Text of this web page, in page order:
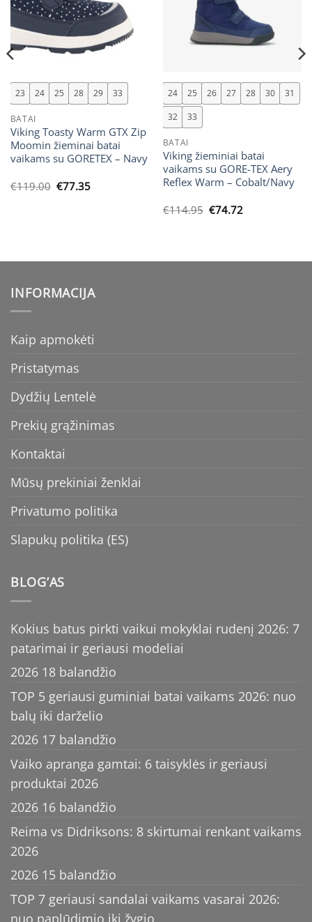
23 24 25 28 29 33
BATAI
Viking Toasty Warm GTX Zip
Moomin žieminai batai
vaikams su GORETEX – Navy
€119.00 Original
€77.35Current
24 25 26 27 28 30
31
32
33
BATAI
Viking žieminiai batai
vaikams su GORE-TEX Aery
Reflex Warm – Cobalt/Navy
€114.95 Original
€74.72Current
INFORMACIJA
Kaip apmokėti
Pristatymas
Dydžių Lentelė
Prekių grąžinimas
Kontaktai
Mūsų prekiniai ženklai
Privatumo politika
Slapukų politika (ES)
BLOG’AS
Kokius batus pirkti vaikui mokyklai rudenį 2026: 7
patarimai ir geriausi modeliai
2026 18 balandžio
TOP 5 geriausi guminiai batai vaikams 2026: nuo
balų iki darželio
2026 17 balandžio
Vaiko apranga gamtai: 6 taisyklės ir geriausi
produktai 2026
2026 16 balandžio
Reima vs Didriksons: 8 skirtumai renkant vaikams
2026
2026 15 balandžio
TOP 7 geriausi sandalai vaikams vasarai 2026:
nuo paplūdimio iki žygio